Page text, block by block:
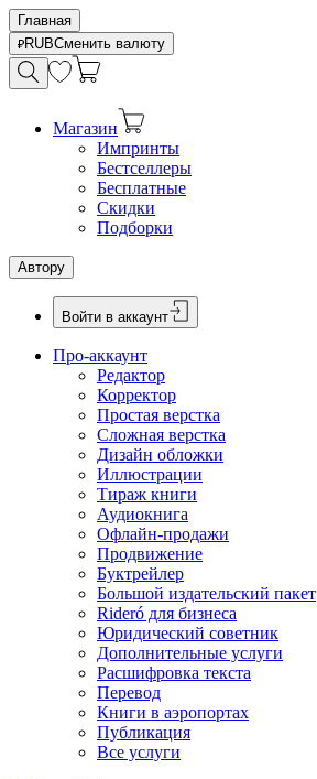
Главная
RUBСменить валюту
Магазин
Импринты
Бестселлеры
Бесплатные
Скидки
Подборки
Автору
Войти в аккаунт
Про-аккаунт
Редактор
Корректор
Простая верстка
Сложная верстка
Дизайн обложки
Иллюстрации
Тираж книги
Аудиокнига
Офлайн-продажи
Продвижение
Буктрейлер
Большой издательский пакет
Rideró для бизнеса
Юридический советник
Дополнительные услуги
Расшифровка текста
Перевод
Книги в аэропортах
Публикация
Все услуги